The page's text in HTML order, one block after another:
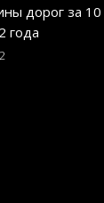
дорог за 10
года